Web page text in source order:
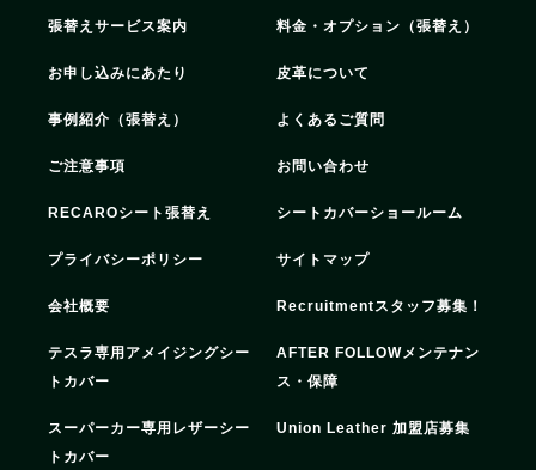
張替えサービス案内 料金・オプション（張替え）
お申し込みにあたり 皮革について
事例紹介（張替え） よくあるご質問
ご注意事項 お問い合わせ
RECAROシート張替え シートカバーショールーム
プライバシーポリシー サイトマップ
会社概要 Recruitmentスタッフ募集！
テスラ専用アメイジングシー
トカバー
AFTER FOLLOWメンテナン
ス・保障
スーパーカー専用レザーシー
トカバー
Union Leather 加盟店募集